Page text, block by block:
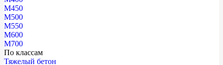
М450
М500
М550
М600
М700
По классам
Тяжелый бетон